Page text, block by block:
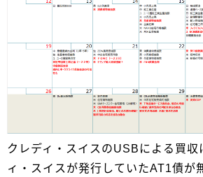
クレディ・スイスのUSBによる買収
ィ・スイスが発行していたAT1債が